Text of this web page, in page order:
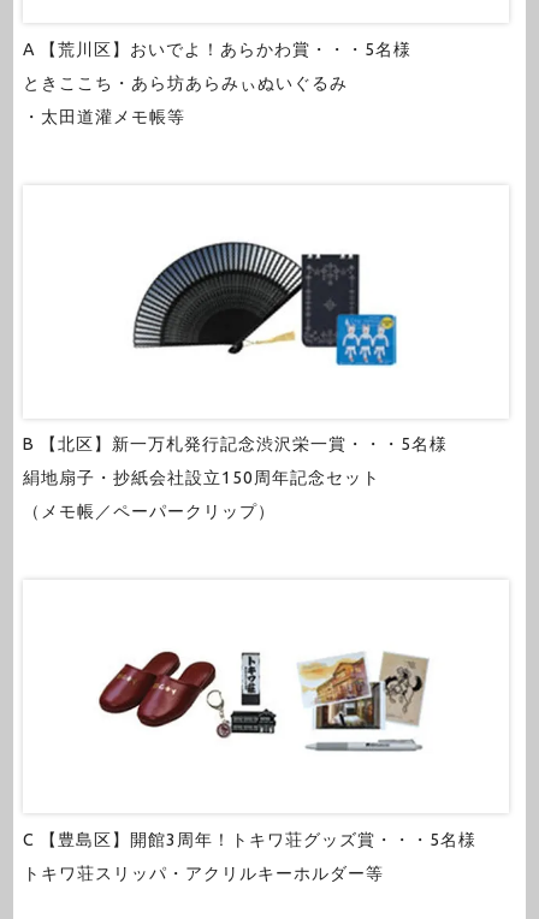
A 【荒川区】おいでよ！あらかわ賞・・・5名様
ときここち・あら坊あらみぃぬいぐるみ
・太田道灌メモ帳等
B 【北区】新一万札発行記念渋沢栄一賞・・・5名様
絹地扇子・抄紙会社設立150周年記念セット
（メモ帳／ペーパークリップ）
C 【豊島区】開館3周年！トキワ荘グッズ賞・・・5名様
トキワ荘スリッパ・アクリルキーホルダー等